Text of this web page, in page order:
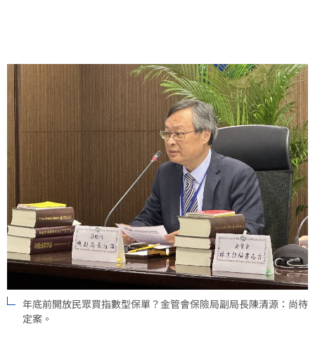
年底前開放民眾買指數型保單？金管會保險局副局長陳清源：尚待
定案。